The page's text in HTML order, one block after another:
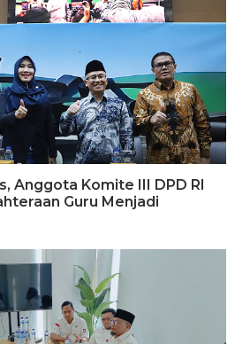
Anggota Komite III DPD RI
Guru Menjadi